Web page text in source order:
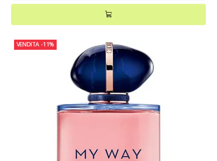
VENDITA -11%